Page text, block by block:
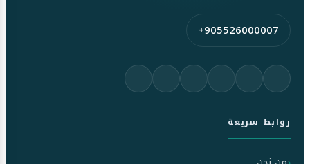
+905526000007
روابط سريعة